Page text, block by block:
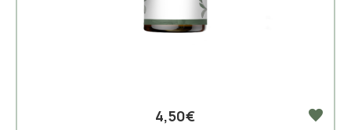
4,50€